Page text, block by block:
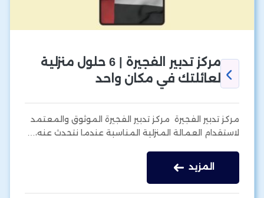
مركز تدبير الفجيرة | 6 حلول منزلية
لعائلتك في مكان واحد
مركز تدبير الفجيرة مركز تدبير الفجيرة الموثوق والمعتمد
لاستقدام العمالة المنزلية المناسبة عندما نتحدث عنه،…
المزيد